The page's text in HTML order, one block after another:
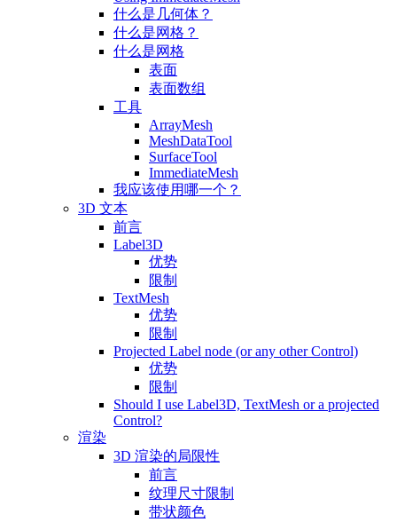
什么是几何体？
什么是网格？
什么是网格
表面
表面数组
工具
ArrayMesh
MeshDataTool
SurfaceTool
ImmediateMesh
我应该使用哪一个？
3D 文本
前言
Label3D
优势
限制
TextMesh
优势
限制
Projected Label node (or any other Control)
优势
限制
Should I use Label3D, TextMesh or a projected
Control?
渲染
3D 渲染的局限性
前言
纹理尺寸限制
带状颜色